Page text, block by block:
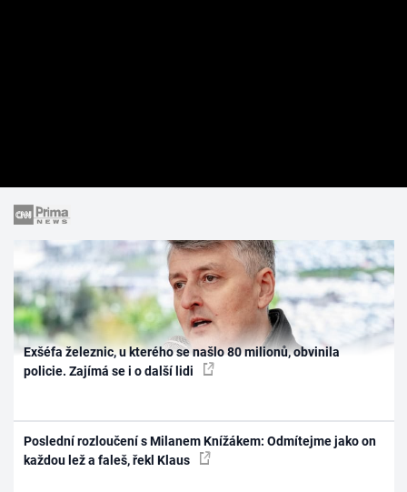
Exšéfa železnic, u kterého se našlo 80 milionů, obvinila
policie. Zajímá se i o další lidi
Poslední rozloučení s Milanem Knížákem: Odmítejme jako on
každou lež a faleš, řekl Klaus